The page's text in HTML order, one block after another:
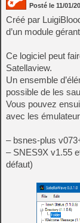
Posté le 11/01/
Créé par
d’un module
Ce logiciel peut
Satellaview.
Un ensemble
possible de les
Vous pouvez
avec les
– bsnes-plus
– SNES9X v1.55
défaut)